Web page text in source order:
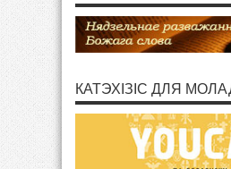
КАТЭХІЗІС ДЛЯ